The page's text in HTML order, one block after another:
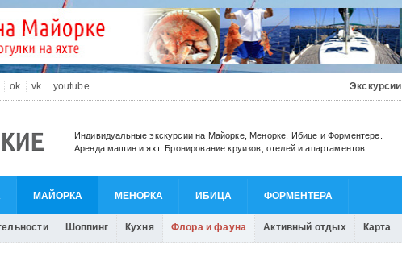
ok vk youtube Экскурсии
Индивидуальные экскурсии на Майорке, Менорке, Ибице и Форментере.
Аренда машин и яхт. Бронирование круизов, отелей и апартаментов.
МАЙОРКА МЕНОРКА ИБИЦА ФОРМЕНТЕРА
Шоппинг Кухня Флора и фауна Активный отдых Карта